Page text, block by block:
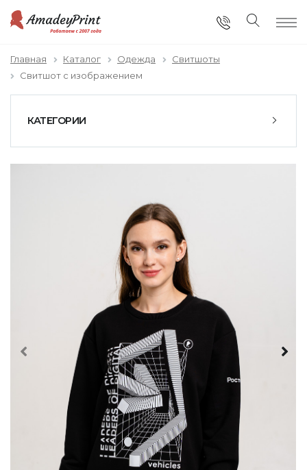
Главная Каталог Одежда
Свитшоты
Свитшот с изображением
КАТЕГОРИИ